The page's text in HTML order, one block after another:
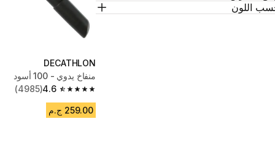
اللون
DECATHLON
منفاخ يدوي - 100 أسود
4.6
4.6 out of 5 stars from 4985 reviews
(4985)
259.00 ج.م